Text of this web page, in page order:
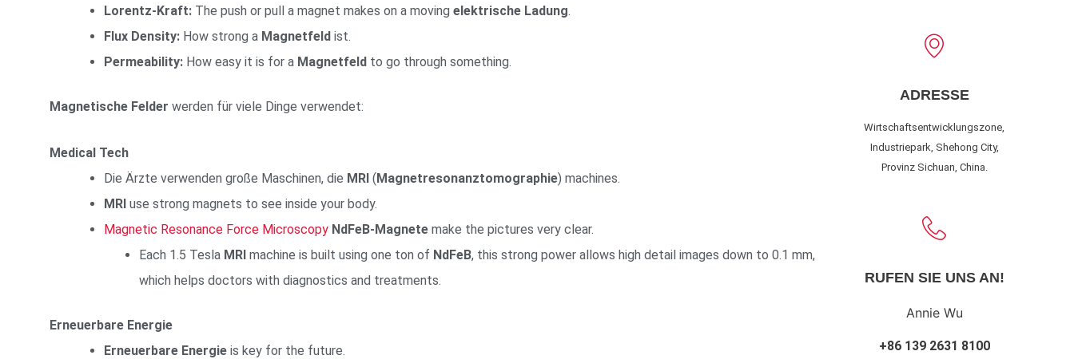
Lorentz-Kraft: The push or pull a magnet makes on a moving elektrische Ladung.
Flux Density: How strong a Magnetfeld ist.
Permeability: How easy it is for a Magnetfeld to go through something.
Magnetische Felder werden für viele Dinge verwendet:
Medical Tech
Die Ärzte verwenden große Maschinen, die MRI (Magnetresonanztomographie) machines.
MRI use strong magnets to see inside your body.
Magnetic Resonance Force Microscopy NdFeB-Magnete make the pictures very clear.
Each 1.5 Tesla MRI machine is built using one ton of NdFeB, this strong power allows high detail images down to 0.1 mm,
which helps doctors with diagnostics and treatments.
Erneuerbare Energie
Erneuerbare Energie is key for the future.
ADRESSE
Wirtschaftsentwicklungszone,
Industriepark, Shehong City,
Provinz Sichuan, China.
RUFEN SIE UNS AN!
Annie Wu
+86 139 2631 8100